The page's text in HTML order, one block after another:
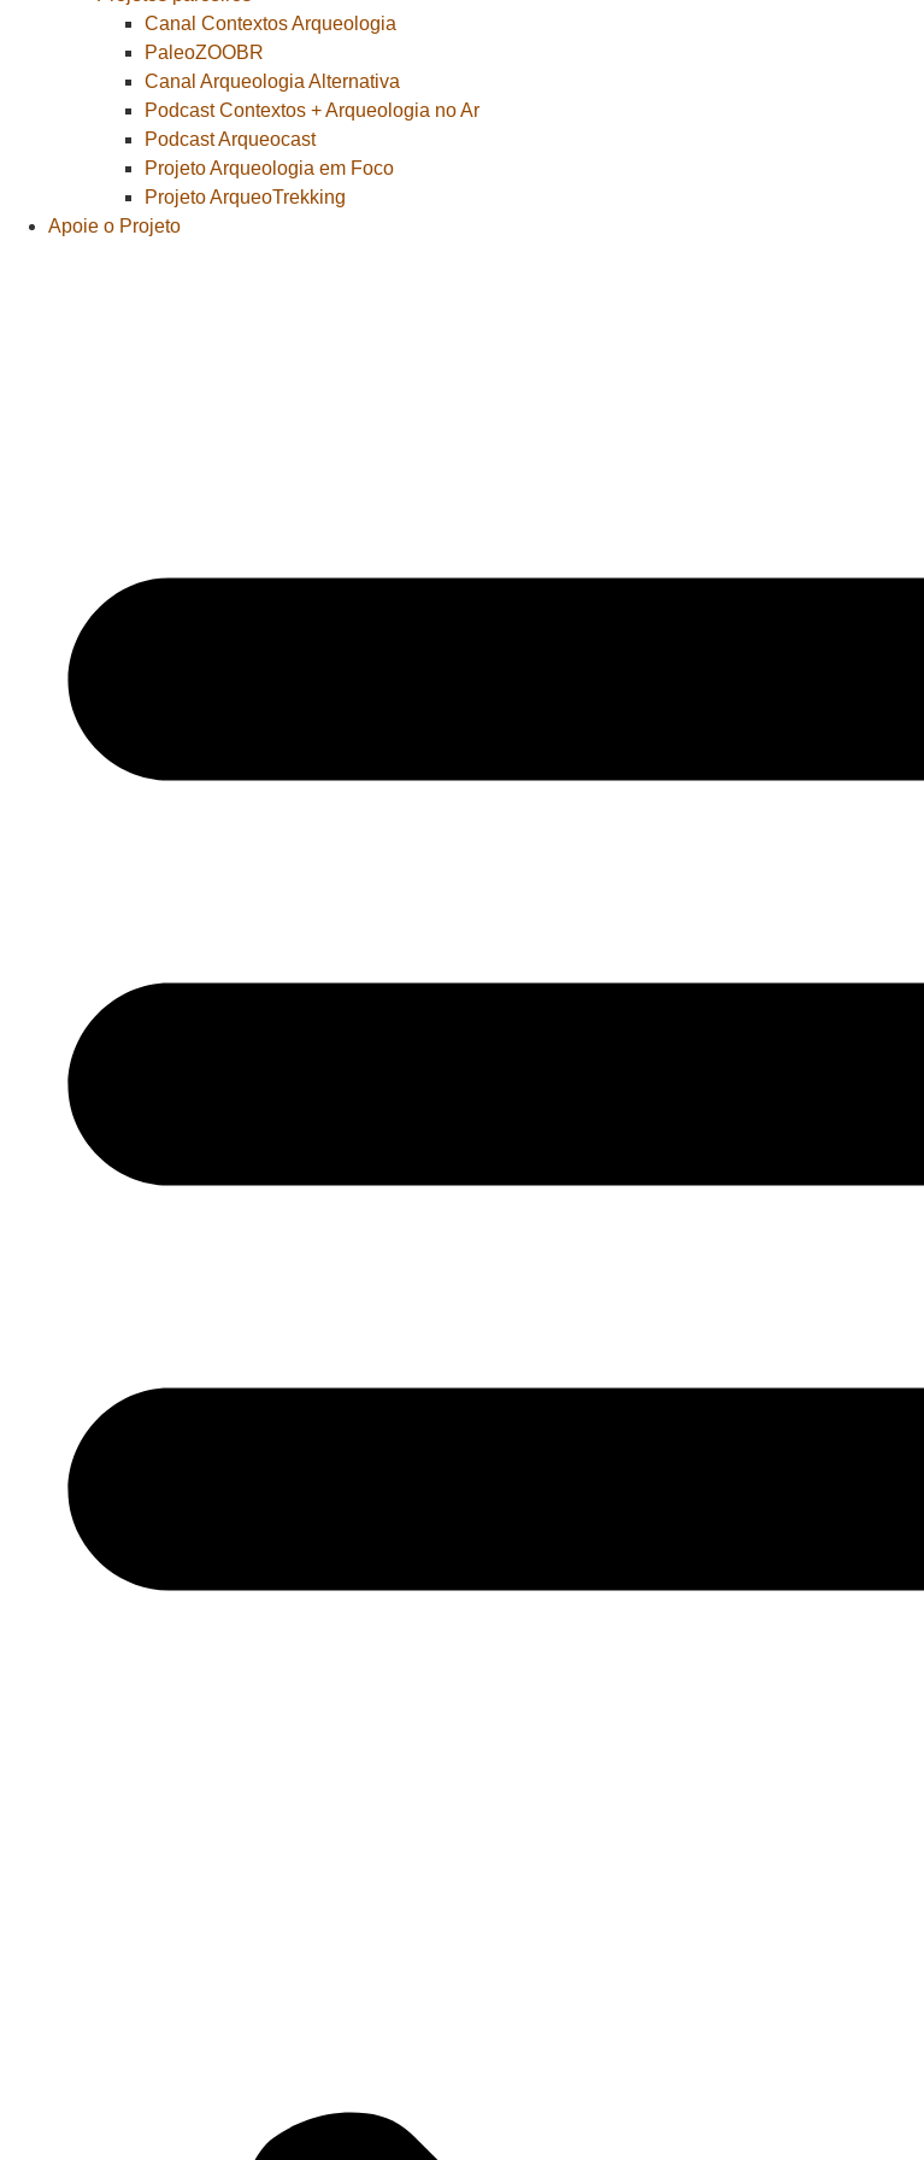
Canal Contextos Arqueologia
PaleoZOOBR
Canal Arqueologia Alternativa
Podcast Contextos + Arqueologia no Ar
Podcast Arqueocast
Projeto Arqueologia em Foco
Projeto ArqueoTrekking
Apoie o Projeto